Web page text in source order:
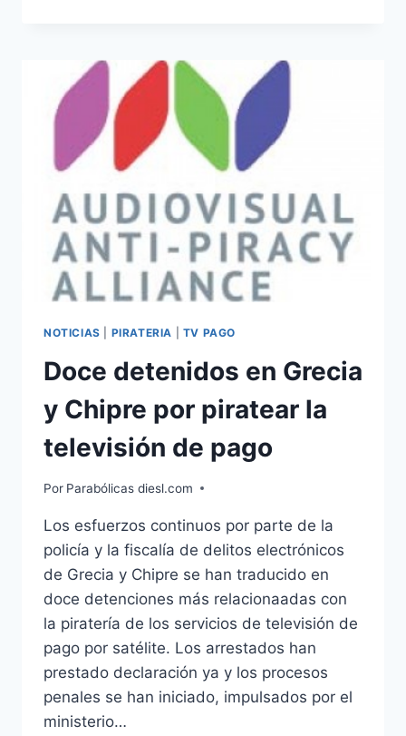
RED
QUE
PIRATEABA
LA
SEÑAL
TRICOLOR
TV
NOTICIAS PIRATERIA TV PAGO
Doce detenidos en Grecia
y Chipre por piratear la
televisión de pago
Por Parabólicas diesl.com
Los esfuerzos continuos por parte de la
policía y la fiscalía de delitos electrónicos
de Grecia y Chipre se han traducido en
doce detenciones más relacionaadas con
la piratería de los servicios de televisión de
pago por satélite. Los arrestados han
prestado declaración ya y los procesos
penales se han iniciado, impulsados por el
ministerio…